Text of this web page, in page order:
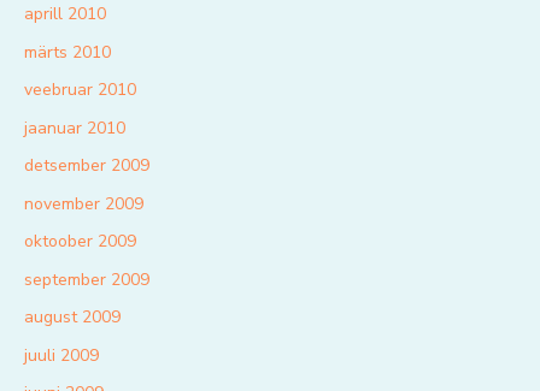
aprill 2010
märts 2010
veebruar 2010
jaanuar 2010
detsember 2009
november 2009
oktoober 2009
september 2009
august 2009
juuli 2009